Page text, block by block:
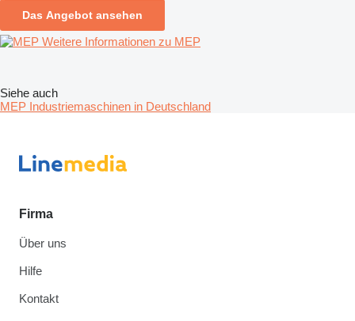
Das Angebot ansehen
Weitere Informationen zu MEP
Siehe auch
MEP Industriemaschinen in Deutschland
Firma
Über uns
Hilfe
Kontakt